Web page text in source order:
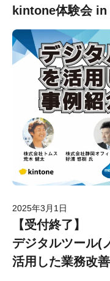
kintone体験会 in
2025年3月1日
【受付終了】
デジタルツール(
活用した業務改